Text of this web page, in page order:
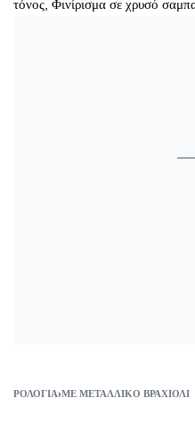
ΡΟΛΌΓΙΑ›ΜΕ ΜΕΤΑΛΛΙΚΌ ΒΡΑΧΙΌΛΙ